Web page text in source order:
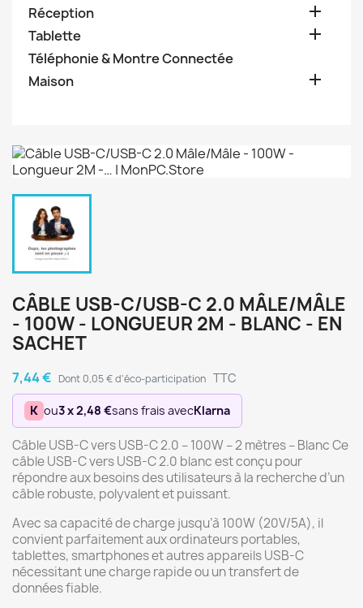
Réception 
Tablette 
Téléphonie & Montre Connectée
Maison

CÂBLE USB-C/USB-C 2.0 MÂLE/MÂLE
- 100W - LONGUEUR 2M - BLANC - EN
SACHET
7,44 € Dont 0,05 € d'éco-participation TTC
K ou3 x 2,48 €sans frais avecKlarna
Câble USB-C vers USB-C 2.0 – 100W – 2 mètres – Blanc Ce
câble USB-C vers USB-C 2.0 blanc est conçu pour
répondre aux besoins des utilisateurs à la recherche d’un
câble robuste, polyvalent et puissant.
Avec sa capacité de charge jusqu’à 100W (20V/5A), il
convient parfaitement aux ordinateurs portables,
tablettes, smartphones et autres appareils USB-C
nécessitant une charge rapide ou un transfert de
données fiable.